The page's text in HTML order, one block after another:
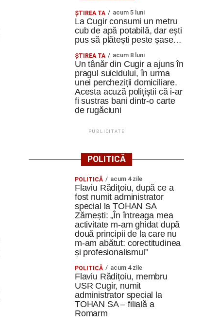
ȘTIREA TA acum 5 luni
La Cugir consumi un metru
cub de apă potabilă, dar ești
pus să plătești peste șase…
ȘTIREA TA acum 8 luni
Un tânăr din Cugir a ajuns în
pragul suicidului, în urma
unei percheziții domiciliare.
Acesta acuză polițiștii că i-ar
fi sustras bani dintr-o carte
de rugăciuni
PUBLICITATE
POLITICĂ
POLITICĂ acum 4 zile
Flaviu Rădițoiu, după ce a
fost numit administrator
special la TOHAN SA
Zărnești: „În întreaga mea
activitate m-am ghidat după
două principii de la care nu
m-am abătut: corectitudinea
și profesionalismul”
POLITICĂ acum 4 zile
Flaviu Rădițoiu, membru
USR Cugir, numit
administrator special la
TOHAN SA – filială a
Romarm